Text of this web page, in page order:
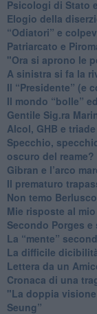
​Psicologi di Stato
Elogio della
“Odiatori” e
​Patriarcato e
"Ora si aprono le
​A sinistra si fa la
​Il “Presidente” (e
​Il mondo “bolle”
​Gentile Sig.ra
​Alcol, GHB e
​Specchio,
oscuro del reame?
​Gibran e l’arco
​Il prematuro
​Non temo
​Mie risposte al
​Secondo Porges e
​La “mente”
La difficile
​Lettera da un
​Cronaca di una
"​La doppia
Seung”